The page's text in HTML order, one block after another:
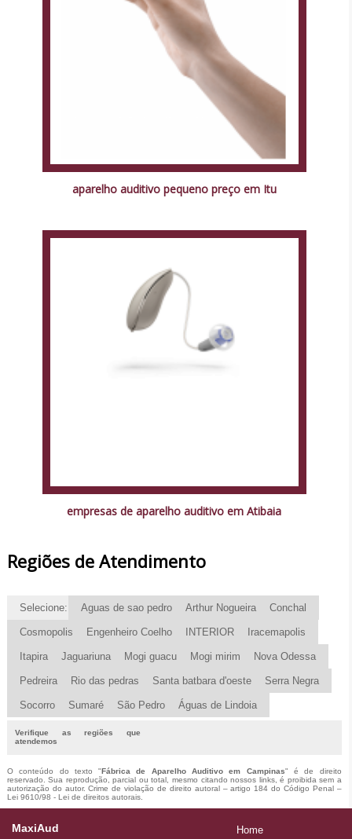
aparelho auditivo pequeno preço em Itu
empresas de aparelho auditivo em Atibaia
Regiões de Atendimento
Selecione: Aguas de sao pedro Arthur Nogueira Conchal
Cosmopolis Engenheiro Coelho INTERIOR Iracemapolis
Itapira Jaguariuna Mogi guacu Mogi mirim Nova Odessa
Pedreira Rio das pedras Santa batbara d'oeste Serra Negra
Socorro Sumaré São Pedro Águas de Lindoia
Verifique as regiões que
atendemos
O conteúdo do texto "Fábrica de Aparelho Auditivo em Campinas" é de direito
reservado. Sua reprodução, parcial ou total, mesmo citando nossos links, é proibida sem a
autorização do autor. Crime de violação de direito autoral – artigo 184 do Código Penal –
Lei 9610/98 - Lei de direitos autorais.
MaxiAud
Home